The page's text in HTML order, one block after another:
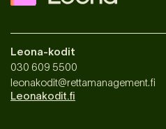
Leona-kodit
030 609 5500
leonakodit@rettamanagement.fi
Leonakodit.fi